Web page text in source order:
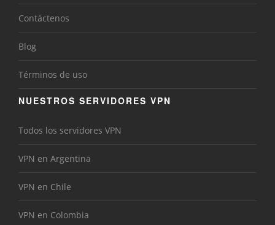
Contáctenos
Blog
Términos de uso
NUESTROS SERVIDORES VPN
Todos los servidores VPN
VPN en Argentina
VPN en Chile
VPN en Colombia